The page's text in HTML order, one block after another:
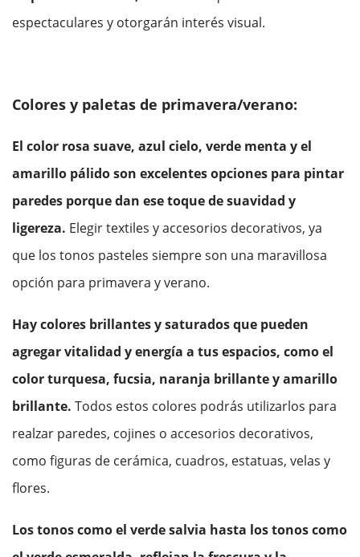
espectaculares y otorgarán interés visual.
Colores y paletas de primavera/verano:
El color rosa suave, azul cielo, verde menta y el
amarillo pálido son excelentes opciones para pintar
paredes porque dan ese toque de suavidad y
ligereza. Elegir textiles y accesorios decorativos, ya
que los tonos pasteles siempre son una maravillosa
opción para primavera y verano.
Hay colores brillantes y saturados que pueden
agregar vitalidad y energía a tus espacios, como el
color turquesa, fucsia, naranja brillante y amarillo
brillante. Todos estos colores podrás utilizarlos para
realzar paredes, cojines o accesorios decorativos,
como figuras de cerámica, cuadros, estatuas, velas y
flores.
Los tonos como el verde salvia hasta los tonos como